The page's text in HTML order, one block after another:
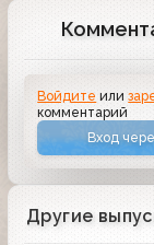
Войдите или
комментарий
Вход
Другие